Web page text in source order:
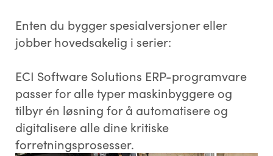
Enten du bygger spesialversjoner eller
jobber hovedsakelig i serier:
ECI Software Solutions ERP-programvare
passer for alle typer maskinbyggere og
tilbyr én løsning for å automatisere og
digitalisere alle dine kritiske
forretningsprosesser.